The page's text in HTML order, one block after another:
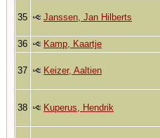
35 Janssen, Jan Hilberts
36 Kamp, Kaartje
37 Keizer, Aaltien
38 Kuperus, Hendrik